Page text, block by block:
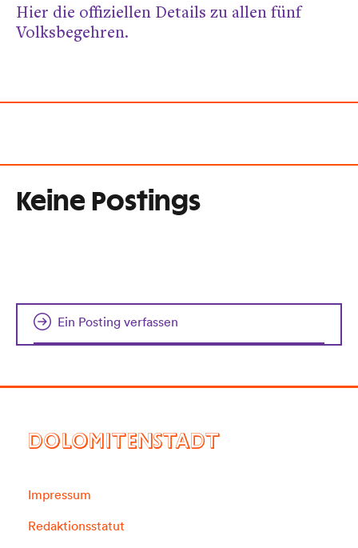
Hier die offiziellen Details zu allen fünf
Volksbegehren.
Keine Postings
Ein Posting verfassen
DOLOMITENSTADT
Impressum
Redaktionsstatut